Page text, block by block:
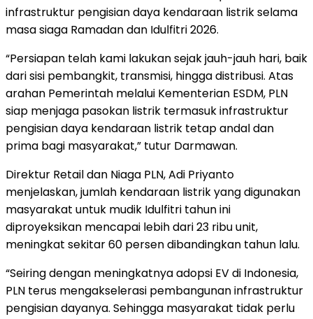
infrastruktur pengisian daya kendaraan listrik selama
masa siaga Ramadan dan Idulfitri 2026.
“Persiapan telah kami lakukan sejak jauh-jauh hari, baik
dari sisi pembangkit, transmisi, hingga distribusi. Atas
arahan Pemerintah melalui Kementerian ESDM, PLN
siap menjaga pasokan listrik termasuk infrastruktur
pengisian daya kendaraan listrik tetap andal dan
prima bagi masyarakat,” tutur Darmawan.
Direktur Retail dan Niaga PLN, Adi Priyanto
menjelaskan, jumlah kendaraan listrik yang digunakan
masyarakat untuk mudik Idulfitri tahun ini
diproyeksikan mencapai lebih dari 23 ribu unit,
meningkat sekitar 60 persen dibandingkan tahun lalu.
“Seiring dengan meningkatnya adopsi EV di Indonesia,
PLN terus mengakselerasi pembangunan infrastruktur
pengisian dayanya. Sehingga masyarakat tidak perlu